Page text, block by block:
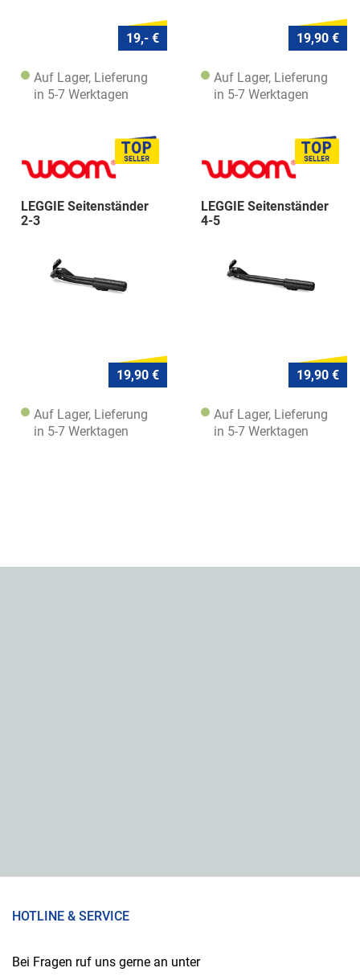
19,- €
Auf Lager, Lieferung
in 5-7 Werktagen
19,90 €
Auf Lager, Lieferung
in 5-7 Werktagen
LEGGIE Seitenständer
2-3
19,90 €
Auf Lager, Lieferung
in 5-7 Werktagen
LEGGIE Seitenständer
4-5
19,90 €
Auf Lager, Lieferung
in 5-7 Werktagen
HOTLINE & SERVICE
Bei Fragen ruf uns gerne an unter